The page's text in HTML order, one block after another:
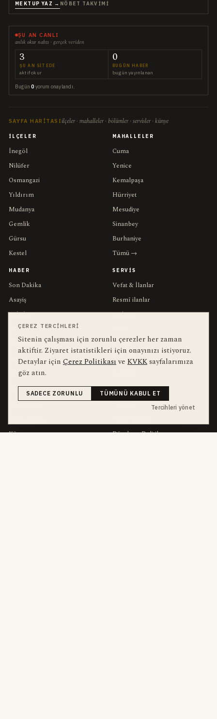
MEKTUP YAZ → NÖBET TAKVIMI
ŞU AN CANLI
anlık okur nabzı · gerçek veriden
3
ŞU AN SITEDE
aktif okur
0
BUGÜN HABER
bugün yayınlanan
Bugün0 yorum onaylandı.
SAYFA HARITASI ilçeler · mahalleler · bölümler · servisler · künye
İLÇELER
İnegöl
Nilüfer
Osmangazi
Yıldırım
Mudanya
Gemlik
Gürsu
Kestel
MAHALLELER
Cuma
Yenice
Kemalpaşa
Hürriyet
Mesudiye
Sinanbey
Burhaniye
Tümü →
HABER
Son Dakika
Asayiş
Belediye
Meclis
Ekonomi
Spor
Etkinlikler
Eğitim
SERVIS
Vefat & İlanlar
Resmî ilanlar
Nöbetçi
Trafik
Kesintiler
Toplu Taşıma
Künye
Düzeltme Politikası
ÇEREZ TERCIHLERI
Sitenin çalışması için zorunlu çerezler her zaman
aktiftir. Ziyaret istatistikleri için onayınızı istiyoruz.
Detaylar için Çerez Politikasıve KVKKsayfalarımıza
göz atın.
SADECE ZORUNLU
TÜMÜNÜ KABUL ET
Tercihleri yönet